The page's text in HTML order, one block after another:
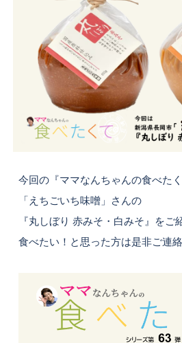
今回の『ママなんちゃんの食べた
「えちごいち味噌」さんの
『丸しぼり 赤みそ・白みそ』をご
食べたい！と思った方は是非ご連